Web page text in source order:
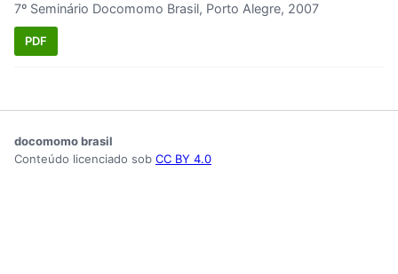
7º Seminário Docomomo Brasil, Porto Alegre, 2007
PDF
docomomo brasil
Conteúdo licenciado sob CC BY 4.0